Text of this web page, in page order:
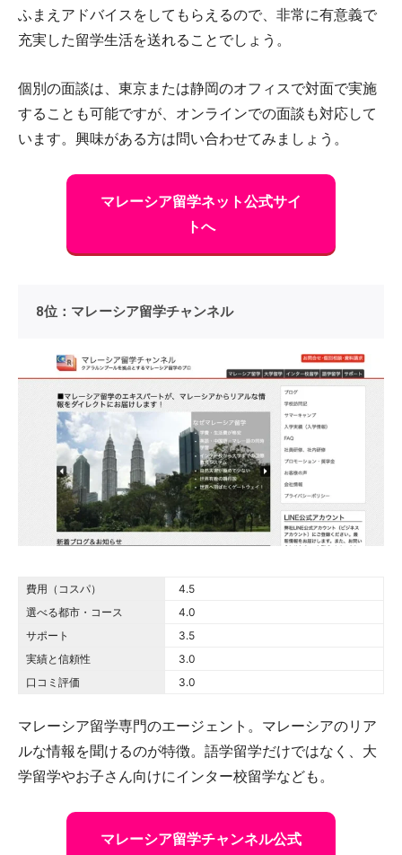
ふまえアドバイスをしてもらえるので、非常に有意義で
充実した留学生活を送れることでしょう。
個別の面談は、東京または静岡のオフィスで対面で実施
することも可能ですが、オンラインでの面談も対応して
います。興味がある方は問い合わせてみましょう。
マレーシア留学ネット公式サイ
トへ
8位：マレーシア留学チャンネル
費用（コスパ） 4.5 out of 5.0 stars
4.5
選べる都市・コース
4.0 out of 5.0 stars
4.0
サポート
3.5 out of 5.0 stars
3.5
実績と信頼性
3.0 out of 5.0 stars
3.0
口コミ評価
3.0 out of 5.0 stars
3.0
マレーシア留学専門のエージェント。マレーシアのリア
ルな情報を聞けるのが特徴。語学留学だけではなく、大
学留学やお子さん向けにインター校留学なども。
マレーシア留学チャンネル公式